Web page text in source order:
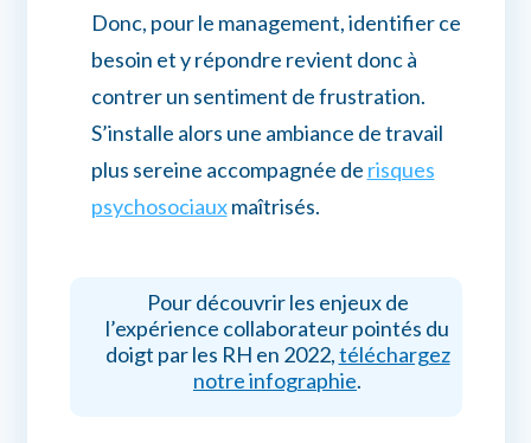
Donc, pour le management, identifier ce
besoin et y répondre revient donc à
contrer un sentiment de frustration.
S’installe alors une ambiance de travail
plus sereine accompagnée de risques
psychosociauxmaîtrisés.
Pour découvrir les enjeux de
l’expérience collaborateur pointés du
doigt par les RH en 2022,téléchargez
notre infographie.